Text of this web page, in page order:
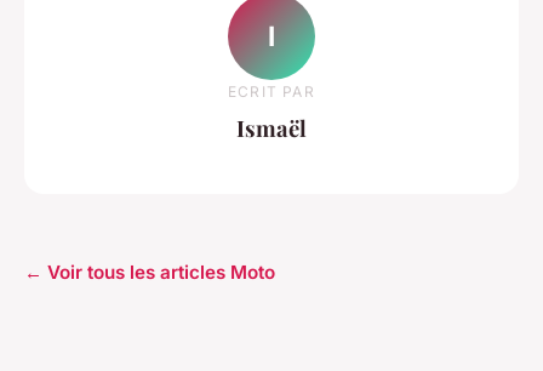
I
ECRIT PAR
Ismaël
← Voir tous les articles Moto